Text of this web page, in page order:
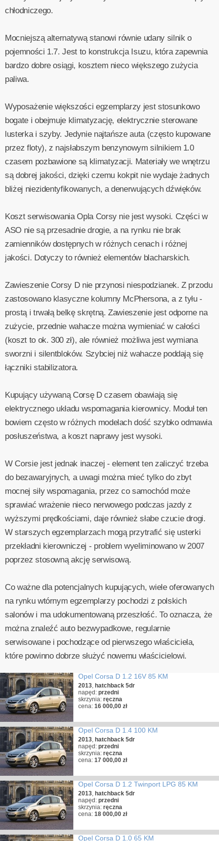
chłodniczego.
Mocniejszą alternatywą stanowi równie udany silnik o
pojemności 1.7. Jest to konstrukcja Isuzu, która zapewnia
bardzo dobre osiągi, kosztem nieco większego zużycia
paliwa.
Wyposażenie większości egzemplarzy jest stosunkowo
bogate i obejmuje klimatyzację, elektrycznie sterowane
lusterka i szyby. Jedynie najtańsze auta (często kupowane
przez floty), z najsłabszym benzynowym silnikiem 1.0
czasem pozbawione są klimatyzacji. Materiały we wnętrzu
są dobrej jakości, dzięki czemu kokpit nie wydaje żadnych
bliżej niezidentyfikowanych, a denerwujących dźwięków.
Koszt serwisowania Opla Corsy nie jest wysoki. Części w
ASO nie są przesadnie drogie, a na rynku nie brak
zamienników dostępnych w różnych cenach i różnej
jakości. Dotyczy to również elementów blacharskich.
Zawieszenie Corsy D nie przynosi niespodzianek. Z przodu
zastosowano klasyczne kolumny McPhersona, a z tyłu -
prostą i trwałą belkę skrętną. Zawieszenie jest odporne na
zużycie, przednie wahacze można wymieniać w całości
(koszt to ok. 300 zł), ale również możliwa jest wymiana
sworzni i silentbloków. Szybciej niż wahacze poddają się
łączniki stabilizatora.
Kupujący używaną Corsę D czasem obawiają się
elektrycznego układu wspomagania kierownicy. Moduł ten
bowiem często w różnych modelach dość szybko odmawia
posłuszeństwa, a koszt naprawy jest wysoki.
W Corsie jest jednak inaczej - element ten zaliczyć trzeba
do bezawaryjnych, a uwagi można mieć tylko do zbyt
mocnej siły wspomagania, przez co samochód może
sprawiać wrażenie nieco nerwowego podczas jazdy z
wyższymi prędkościami, daje również słabe czucie drogi.
W starszych egzemplarzach mogą przytrafić się usterki
przekładni kierowniczej - problem wyeliminowano w 2007
poprzez stosowną akcję serwisową.
Co ważne dla potencjalnych kupujących, wiele oferowanych
na rynku wtórnym egzemplarzy pochodzi z polskich
salonów i ma udokumentowaną przeszłość. To oznacza, że
można znaleźć auto bezwypadkowe, regularnie
serwisowane i pochodzące od pierwszego właściciela,
które powinno dobrze służyć nowemu właścicielowi.
Opel Corsa D 1.2 16V 85 KM
2013, hatchback 5dr
napęd: przedni
skrzynia: ręczna
cena: 16 000,00 zł
Opel Corsa D 1.4 100 KM
2013, hatchback 5dr
napęd: przedni
skrzynia: ręczna
cena: 17 000,00 zł
Opel Corsa D 1.2 Twinport LPG 85 KM
2013, hatchback 5dr
napęd: przedni
skrzynia: ręczna
cena: 18 000,00 zł
Opel Corsa D 1.0 65 KM